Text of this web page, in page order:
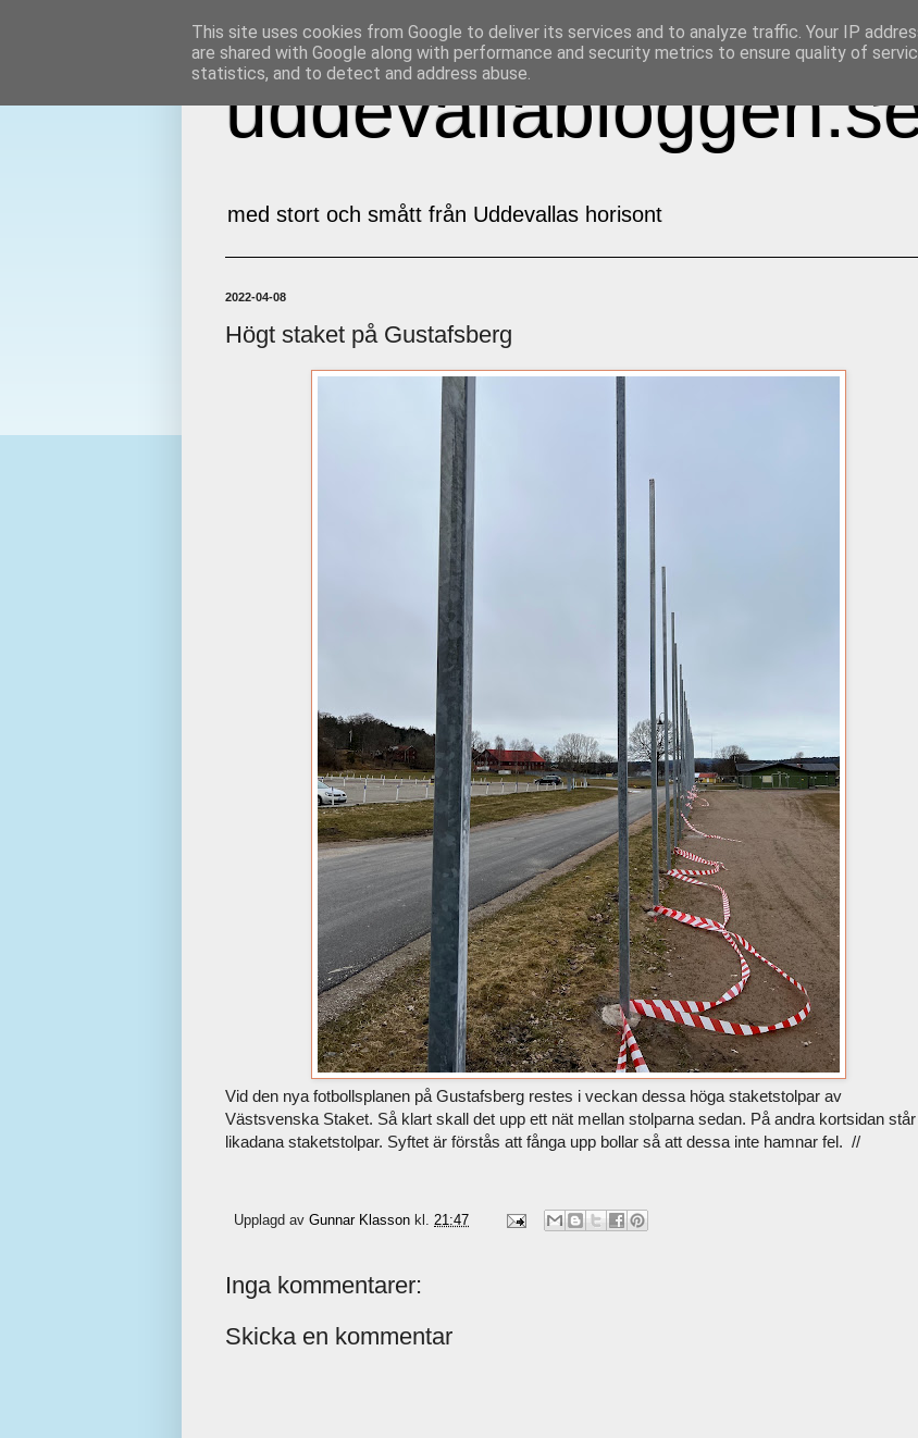
med stort och smått från Uddevallas horisont
2022-04-08
Högt staket på Gustafsberg
Vid den nya fotbollsplanen på Gustafsberg restes i veckan dessa höga staketstolpar av
Västsvenska Staket. Så klart skall det upp ett nät mellan stolparna sedan. På andra kortsidan står
likadana staketstolpar. Syftet är förstås att fånga upp bollar så att dessa inte hamnar fel. //
Upplagd av Gunnar Klasson kl. 21:47
Inga kommentarer:
Skicka en kommentar
This site uses cookies from Google to deliver its services and to analyze traffic. Your IP
are shared with Google along with performance and security metrics to ensure quality of
statistics, and to detect and address abuse.